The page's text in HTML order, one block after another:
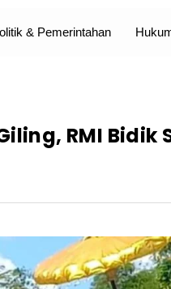
& Pemerintahan
RMI Bidik